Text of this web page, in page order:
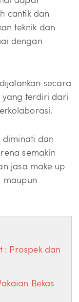
cantik dan
teknik dan
dengan
secara
yang terdiri dari
diminati dan
semakin
jasa make up
maupun
: Prospek dan
Bekas